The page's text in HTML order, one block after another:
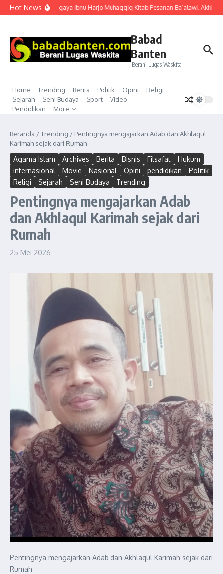
Lewati ke konten
Hot News
“Mubahalah” gaya Ibnu Harjo Muhaqqiq Kitab Pesanan Ba’alawi.
Babad
Banten
Berani Lugas Waskita
Home Trending Berita Politik Opini
Religi
Sejarah
Seni Budaya Sport
Video
Pendidikan
More
Beranda /Trending / Pentingnya mengajarkan Adab dan Akhlaqul
Karimah sejak dari Rumah
Agama Islam Archives Berita Bisnis Filsafat
Hukum
internasional
Movie Nasional Opini pendidikan
Politik
Religi
Sejarah Seni Budaya Trending
Pentingnya mengajarkan Adab
dan Akhlaqul Karimah sejak dari
Rumah
25 Mei 2026
Pentingnya mengajarkan Adab dan Akhlaqul Karimah sejak dari
Rumah